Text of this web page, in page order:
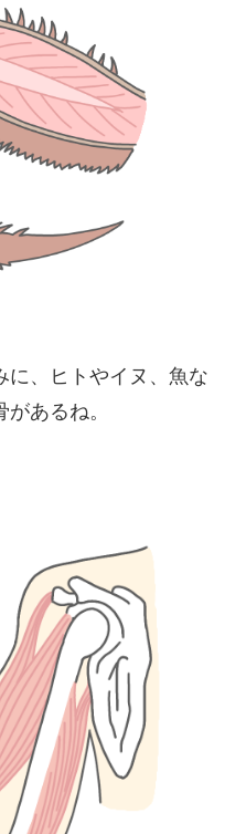
に、ヒトやイヌ、魚な
あるね。